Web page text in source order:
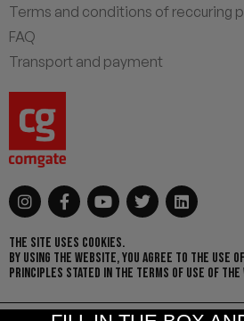
Terms and conditions of reccuring
FAQ
Transport and payment
THE SITE USES COOKIES.
BY USING THE WEBSITE, YOU AGREE TO THE USE
PRINCIPLES STATED IN THE TERMS OF USE OF